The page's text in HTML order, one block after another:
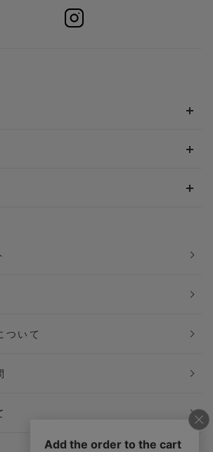
ついて